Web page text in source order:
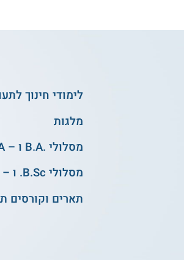
לימודי חינוך
מלגות
מסלולי .B.A ו – MA בעיצוב ובאדריכלות
מסלולי B.Sc. ו – M.Sc. במדעים
תארים וקורסים